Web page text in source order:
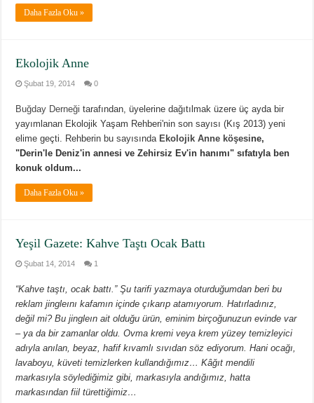
Daha Fazla Oku »
Ekolojik Anne
Şubat 19, 2014 0
Buğday Derneği tarafından, üyelerine dağıtılmak üzere üç ayda bir
yayımlanan Ekolojik Yaşam Rehberi'nin son sayısı (Kış 2013) yeni
elime geçti. Rehberin bu sayısındaEkolojik Anne köşesine,
"Derin'le Deniz'in annesi ve Zehirsiz Ev'in hanımı" sıfatıyla ben
konuk oldum...
Daha Fazla Oku »
Yeşil Gazete: Kahve Taştı Ocak Battı
Şubat 14, 2014 1
“Kahve taştı, ocak battı.” Şu tarifi yazmaya oturduğumdan beri bu
reklam jingleını kafamın içinde çıkarıp atamıyorum. Hatırladınız,
değil mi? Bu jingleın ait olduğu ürün, eminim birçoğunuzun evinde var
– ya da bir zamanlar oldu. Ovma kremi veya krem yüzey temizleyici
adıyla anılan, beyaz, hafif kıvamlı sıvıdan söz ediyorum. Hani ocağı,
lavaboyu, küveti temizlerken kullandığımız… Kâğıt mendili
markasıyla söylediğimiz gibi, markasıyla andığımız, hatta
markasından fiil türettiğimiz…